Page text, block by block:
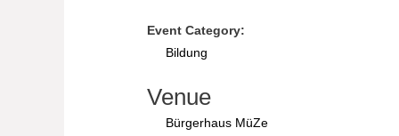
Event Category:
Bildung
Venue
Bürgerhaus MüZe